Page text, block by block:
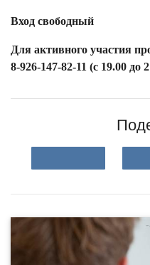
Вход свободный
Для активного участия
8-926-147-82-11 (с 19.00 до